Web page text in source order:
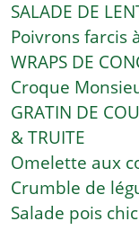
SALADE DE
Poivrons farcis
WRAPS DE
Croque
GRATIN DE
& TRUITE
Omelette aux
Crumble de
Salade pois